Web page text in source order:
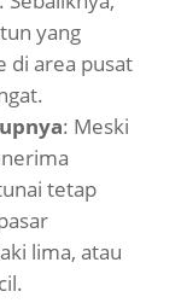
yang
di area pusat
: Meski
tetap
lima, atau